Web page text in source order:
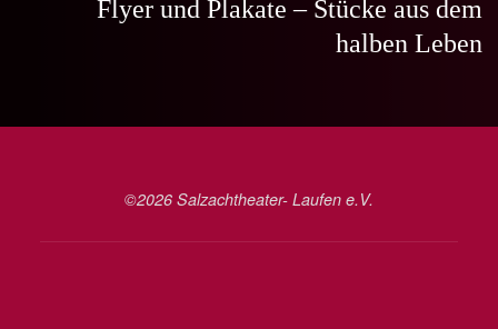
Flyer und Plakate – Stücke aus dem
halben Leben
©2026 Salzachtheater- Laufen e.V.